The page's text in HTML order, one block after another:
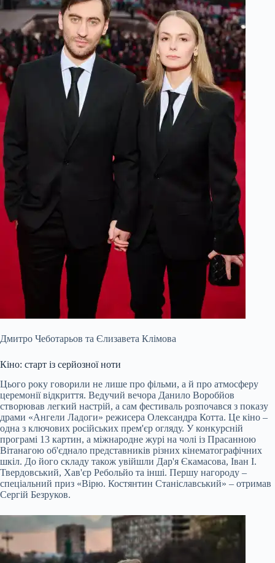
Дмитро Чеботарьов та Єлизавета Клімова
Кіно: старт із серйозної ноти
Цього року говорили не лише про фільми, а й про атмосферу
церемонії відкриття. Ведучий вечора Данило Воробйов
створював легкий настрій, а сам фестиваль розпочався з показу
драми «Ангели Ладоги» режисера Олександра Котта. Це кіно –
одна з ключових російських прем'єр огляду. У конкурсній
програмі 13 картин, а міжнародне журі на чолі із Прасанною
Вітанагою об'єднало представників різних кінематографічних
шкіл. До його складу також увійшли Дар'я Єкамасова, Іван І.
Твердовський, Хав'єр Ребольйо та інші. Першу нагороду –
спеціальний приз «Вірю. Костянтин Станіславський» – отримав
Сергій Безруков.